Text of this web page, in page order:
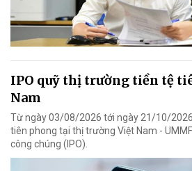
IPO quỹ thị trường tiền tệ
Nam
Từ ngày 03/08/2026 tới ngày 21/10/
tiên phong tại thị trường Việt Nam -
công chúng (IPO).